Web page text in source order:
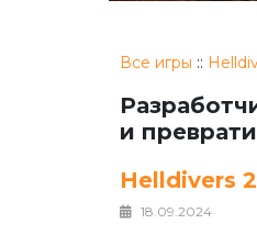
Все игры ::
и
Helldivers 2
18.09.2024